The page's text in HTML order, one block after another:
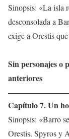
Sinopsis: «La isla
desconsolada a
exige a Orestis
Sin personajes o
anteriores
Capítulo 7. Un
Sinopsis: «Barro
Orestis. Spyros y